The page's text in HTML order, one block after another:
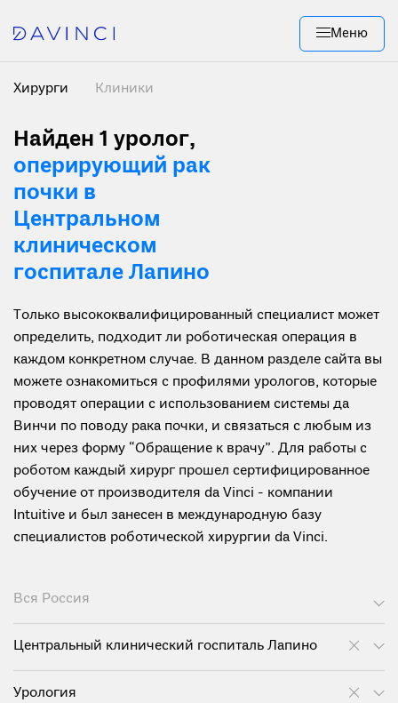
Меню
Хирурги Клиники
Найден 1 уролог,
оперирующий рак
почки в
Центральном
клиническом
госпитале Лапино
Только высококвалифицированный специалист может
определить, подходит ли роботическая операция в
каждом конкретном случае. В данном разделе сайта вы
можете ознакомиться с профилями урологов, которые
проводят операции с использованием системы да
Винчи по поводу рака почки, и связаться с любым из
них через форму “Обращение к врачу”. Для работы с
роботом каждый хирург прошел сертифицированное
обучение от производителя da Vinci - компании
Intuitive и был занесен в международную базу
специалистов роботической хирургии da Vinci.
Вся Россия
Центральный клинический госпиталь Лапино
Урология